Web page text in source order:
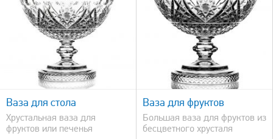
Ваза для стола
Хрустальная ваза для
фруктов или печенья
быстрый просмотр
Ваза для фруктов
Большая ваза для фруктов из
бесцветного хрусталя